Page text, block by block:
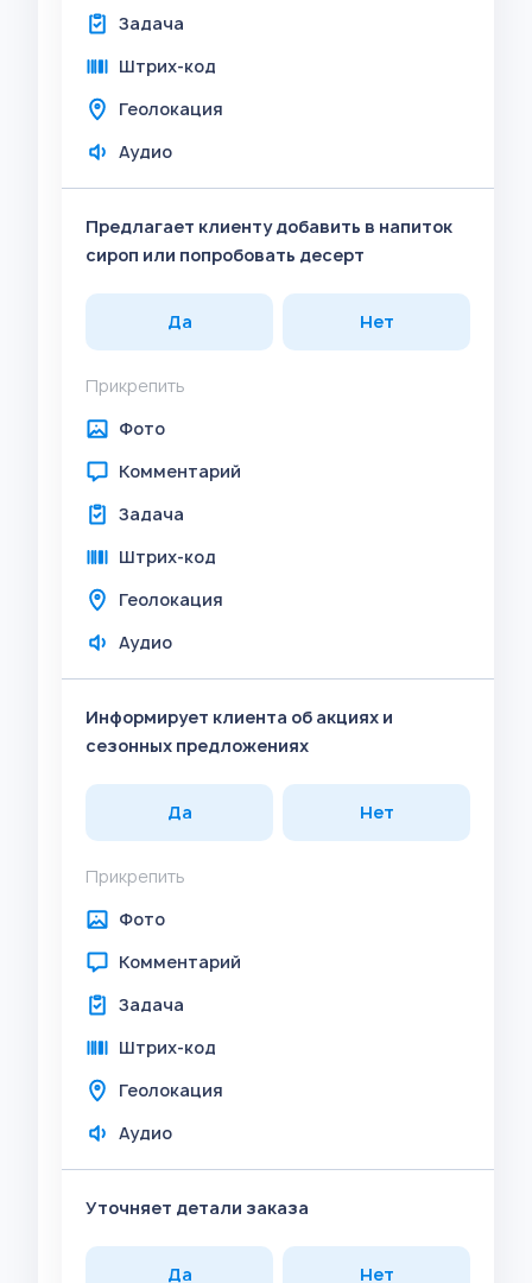
Задача
Штрих-код
Геолокация
Аудио
Предлагает клиенту добавить в напиток
сироп или попробовать десерт
Да Нет
Прикрепить
Фото
Комментарий
Задача
Штрих-код
Геолокация
Аудио
Информирует клиента об акциях и
сезонных предложениях
Да Нет
Прикрепить
Фото
Комментарий
Задача
Штрих-код
Геолокация
Аудио
Уточняет детали заказа
Да Нет